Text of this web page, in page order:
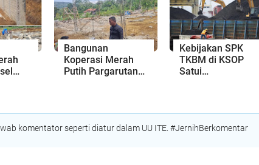
yang Bersih dan
Nyaman
Bangunan
Koperasi Merah
Putih Pargarutan
Kebijakan SPK
TKBM di KSOP
Satui
Turun Tangan
komentator seperti diatur dalam UU ITE. #JernihBerkomentar